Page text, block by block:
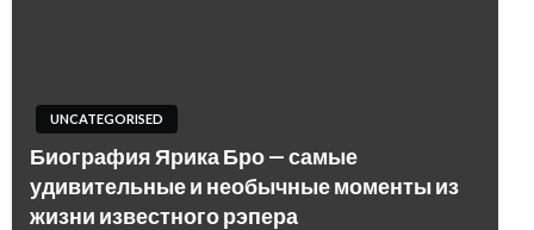
UNCATEGORISED
Биография Ярика Бро — самые
удивительные и необычные моменты из
жизни известного рэпера